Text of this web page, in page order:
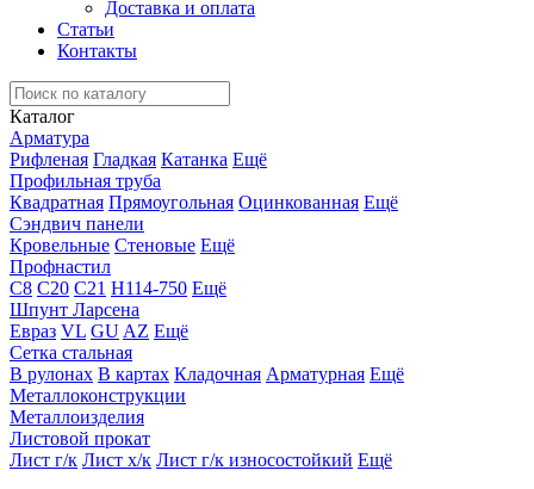
Доставка и оплата
Статьи
Контакты
Каталог
Арматура
Рифленая Гладкая Катанка Ещё
Профильная труба
Квадратная Прямоугольная Оцинкованная Ещё
Сэндвич панели
Кровельные Стеновые Ещё
Профнастил
С8 С20 С21 Н114-750 Ещё
Шпунт Ларсена
Евраз VL GU AZ Ещё
Сетка стальная
В рулонах В картах Кладочная Арматурная Ещё
Металлоконструкции
Металлоизделия
Листовой прокат
Лист г/к Лист х/к Лист г/к износостойкий Ещё